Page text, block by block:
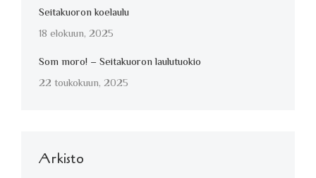
Seitakuoron koelaulu
18 elokuun, 2025
Som moro! – Seitakuoron laulutuokio
22 toukokuun, 2025
Arkisto